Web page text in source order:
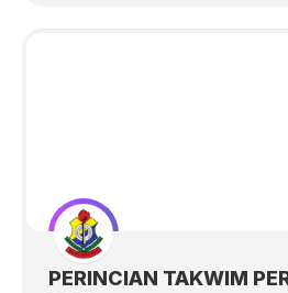
PERINCIAN TAKWIM